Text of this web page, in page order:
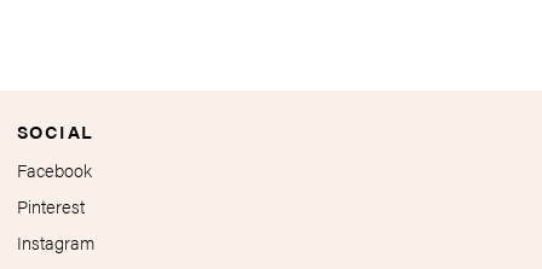
SOCIAL
Facebook
Pinterest
Instagram